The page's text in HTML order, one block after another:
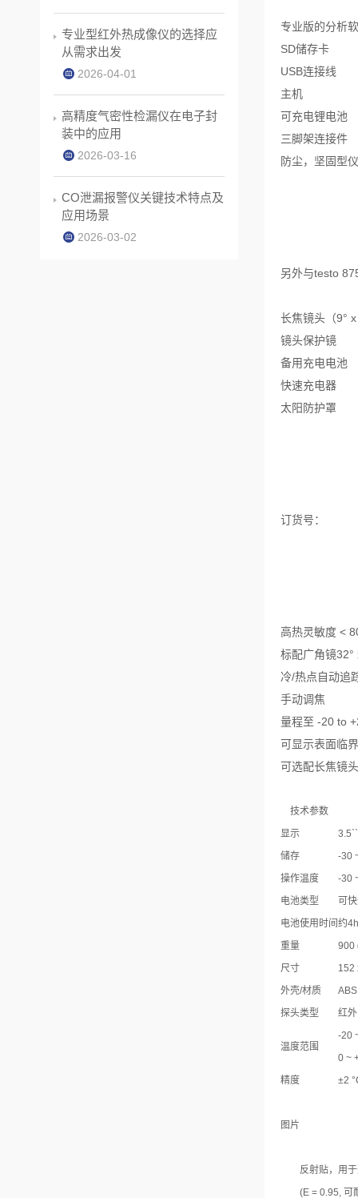
专业版的分析
SD储存卡
USB连接线
主机
可充电锂电池
三脚架连接件
防尘，坚固型
另外与testo
长焦镜头（9°
镜头保护镜
备用充电电池
快速充电器
太阳防护罩
订货号：
高热灵敏度 <
标配广角镜32°
冷/热点自动追
手动调焦
量程至 -20 to
可显示表面临
可选配长焦镜头
技术参数
显示
储存
-30
操作温度
-30
电池类型
可
电池使用时间 约4h
重量
900
尺寸
152
外壳/材质
ABS
探头类型
红外
温度范围
-20
0 ~
精度
±2
图片
反射贴，用
(E = 0.95, 可
专业型红外热成像仪的选择应
从需求出发
2026-04-01
高精度气密性检漏仪在电子封
装中的应用
2026-03-16
CO泄漏报警仪关键技术特点及
应用场景
2026-03-02